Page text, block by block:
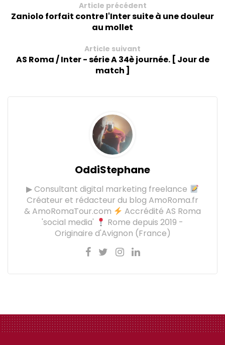
Article précédent
Zaniolo forfait contre l'Inter suite à une douleur
au mollet
Article suivant
AS Roma / Inter - série A 34è journée. [ Jour de
match ]
OddiStephane
▶ Consultant digital marketing freelance
Créateur et rédacteur du blog AmoRoma.fr
& AmoRomaTour.com
Accrédité AS Roma
'social media'
Rome depuis 2019 -
Originaire d'Avignon (France)